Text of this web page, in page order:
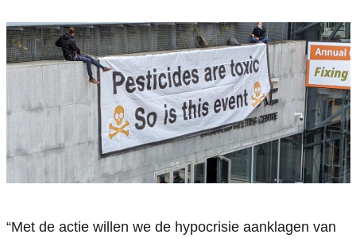
“Met de actie willen we de hypocrisie aanklagen van